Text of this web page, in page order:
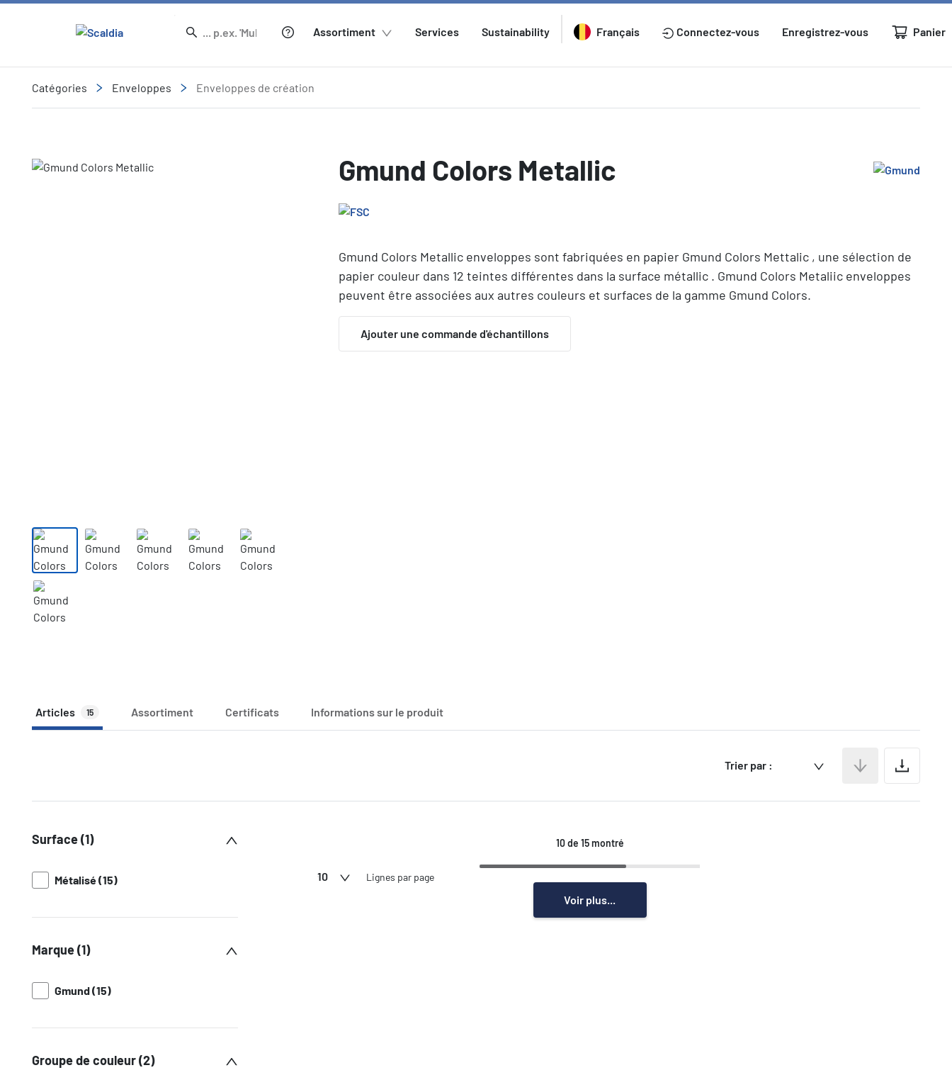
Assortiment Services Sustainability Français Connectez-vous Enregistrez-vous Panier
Catégories Enveloppes Enveloppes de création
Slide 1 of 6 Gmund Colors Metallic
Gmund Colors Metallic enveloppes sont fabriquées en papier Gmund Colors Mettalic , une sélection de
papier couleur dans 12 teintes différentes dans la surface métallic . Gmund Colors Metaliic enveloppes
peuvent être associées aux autres couleurs et surfaces de la gamme Gmund Colors.
Ajouter une commande d'échantillons
Articles 15 Assortiment Certificats Informations sur le produit
Trier par :
Surface (1)
Métalisé (15)
Marque (1)
Gmund (15)
Groupe de couleur (2)
10 Lignes par page
10 de 15 montré
Voir plus...